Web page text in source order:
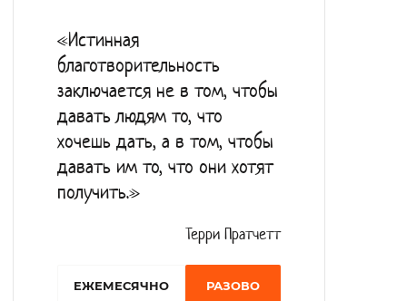
«Истинная
благотворительность
заключается не в том, чтобы
давать людям то, что
хочешь дать, а в том, чтобы
давать им то, что они хотят
получить.»
Терри Пратчетт
EЖЕМЕСЯЧНО РАЗОВО